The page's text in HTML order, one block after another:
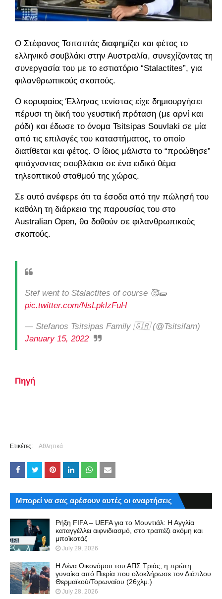
Ο Στέφανος Τσιτσιπάς διαφημίζει και φέτος το
ελληνικό σουβλάκι στην Αυστραλία, συνεχίζοντας τη
συνεργασία του με το εστιατόριο “Stalactites”, για
φιλανθρωπικούς σκοπούς.
Ο κορυφαίος Έλληνας τενίστας είχε δημιουργήσει
πέρυσι τη δική του γευστική πρόταση (με αρνί και
ρόδι) και έδωσε το όνομα Tsitsipas Souvlaki σε μία
από τις επιλογές του καταστήματος, το οποίο
διατίθεται και φέτος. Ο ίδιος μάλιστα το “προώθησε”
φτιάχνοντας σουβλάκια σε ένα ειδικό θέμα
τηλεοπτικού σταθμού της χώρας.
Σε αυτό ανέφερε ότι τα έσοδα από την πώλησή του
καθόλη τη διάρκεια της παρουσίας του στο
Australian Open, θα δοθούν σε φιλανθρωπικούς
σκοπούς.
Stef went to Stalactites of course 🥰🌯
pic.twitter.com/NsLpklzFuH
— Stefanos Tsitsipas Family 🇬🇷 (@Tsitsifam)
January 15, 2022
Πηγή
Ετικέτες: Αθλητικά
Μπορεί να σας αρέσουν αυτές οι αναρτήσεις
Ρήξη FIFA – UEFA για το Μουντιάλ: Η Αγγλία
καταγγέλλει αιφνιδιασμό, στο τραπέζι ακόμη και
μποϊκοτάζ
July 29, 2026
Η Λένα Οικονόμου του ΑΠΣ Τριάς, η πρώτη
γυναίκα από Πιερία που ολοκλήρωσε τον Διάπλου
Θερμαϊκού/Τορωναίου (26χλμ.)
July 28, 2026